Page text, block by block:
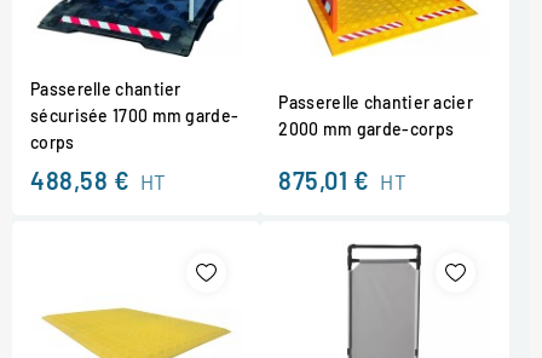
Passerelle chantier
sécurisée 1700 mm garde-
corps
488,58 € HT
Passerelle chantier acier
2000 mm garde-corps
875,01 € HT